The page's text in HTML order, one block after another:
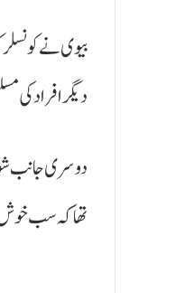
بیوی نے
دیگر افراد
دوسری جانب
تھا کہ سب خوش